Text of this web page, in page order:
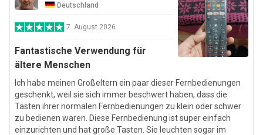
Deutschland
7. August 2026
Fantastische Verwendung für
ältere Menschen
Ich habe meinen Großeltern ein paar dieser Fernbedienungen
geschenkt, weil sie sich immer beschwert haben, dass die
Tasten ihrer normalen Fernbedienungen zu klein oder schwer
zu bedienen waren. Diese Fernbedienung ist super einfach
einzurichten und hat große Tasten. Sie leuchten sogar im